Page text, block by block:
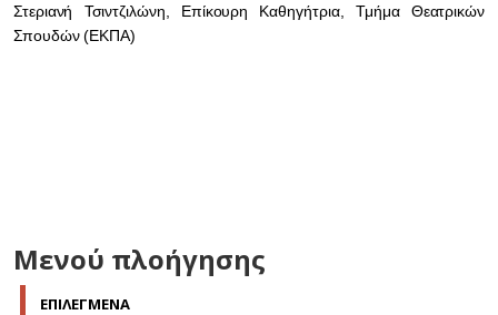
Στεριανή Τσιντζιλώνη, Επίκουρη Καθηγήτρια, Τμήμα Θεατρικών
Σπουδών (ΕΚΠΑ)
Μενού πλοήγησης
ΕΠΙΛΕΓΜΕΝΑ